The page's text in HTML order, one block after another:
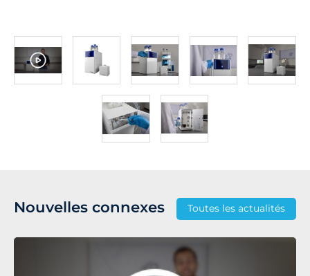
Toutes les actualités
Nouvelles connexes